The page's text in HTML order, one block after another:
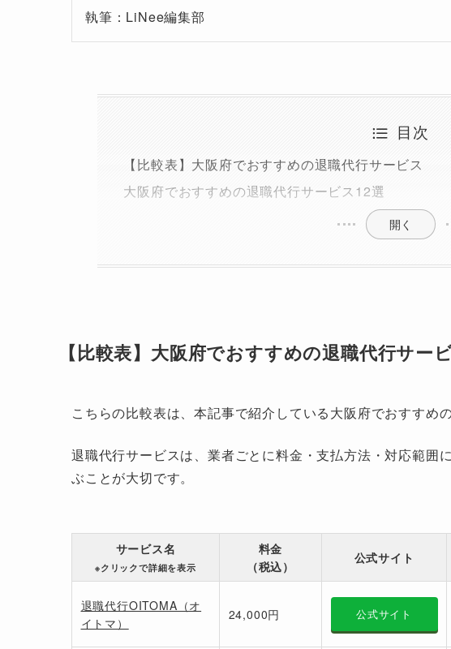
執筆：LiNee編集部
目次
【比較表】大阪府でおすすめの退職代行サービス
大阪府でおすすめの退職代行サービス12選
開く
【比較表】大阪府でおすすめの退職代行サー
こちらの比較表は、本記事で紹介している大阪府でおすすめ
退職代行サービスは、業者ごとに料金・支払方法・対応範囲
ぶことが大切です。
サービス名
※クリックで詳細を表示
料金
（税込）
公式サイト
退職代行OITOMA（オ
イトマ）
24,000円 公式サイト